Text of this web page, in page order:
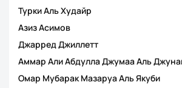
Турки Аль Худайр
Азиз Асимов
Джарред Джиллетт
Аммар Али Абдулла Джумаа Аль
Омар Мубарак Мазаруа Аль Якуби